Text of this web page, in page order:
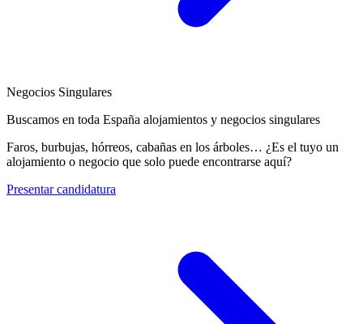
Negocios Singulares
Buscamos en toda España alojamientos y negocios singulares
Faros, burbujas, hórreos, cabañas en los árboles… ¿Es el tuyo un
alojamiento o negocio que solo puede encontrarse aquí?
Presentar candidatura